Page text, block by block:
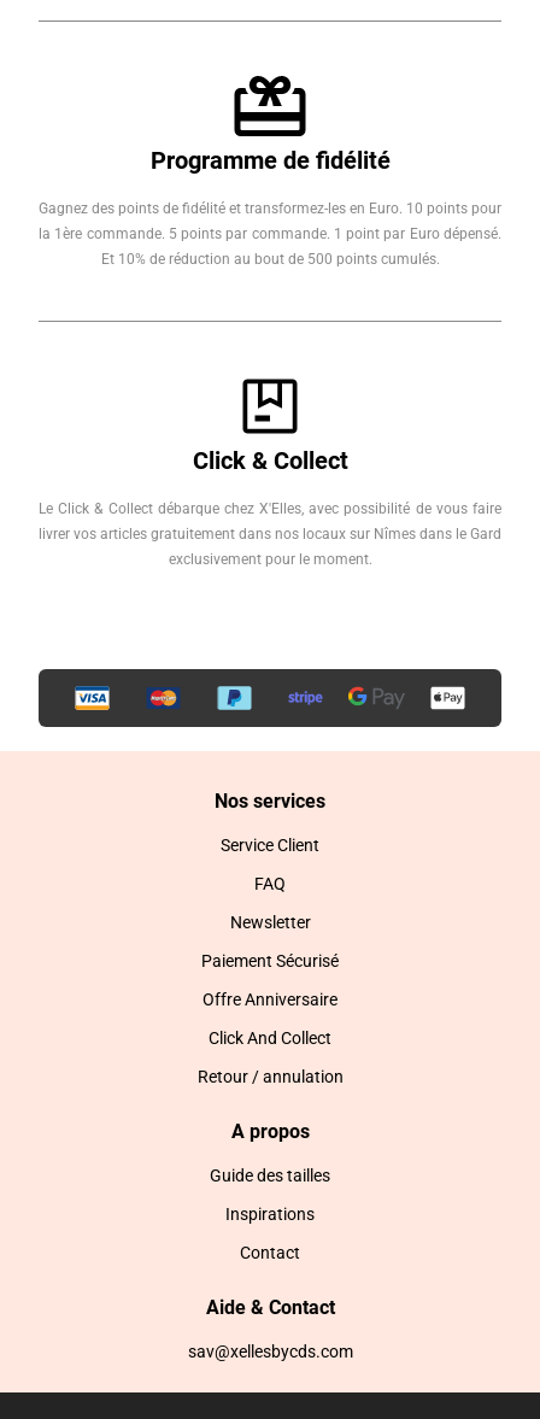
Programme de fidélité
Gagnez des points de fidélité et transformez-les en Euro. 10 points pour
la 1ère commande. 5 points par commande. 1 point par Euro dépensé.
Et 10% de réduction au bout de 500 points cumulés.
Click & Collect
Le Click & Collect débarque chez X'Elles, avec possibilité de vous faire
livrer vos articles gratuitement dans nos locaux sur Nîmes dans le Gard
exclusivement pour le moment.
Nos services
Service Client
FAQ
Newsletter
Paiement Sécurisé
Offre Anniversaire
Click And Collect
Retour / annulation
A propos
Guide des tailles
Inspirations
Contact
Aide & Contact
sav@xellesbycds.com